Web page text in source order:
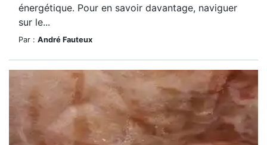
énergétique. Pour en savoir davantage, naviguer
sur le...
Par : André Fauteux